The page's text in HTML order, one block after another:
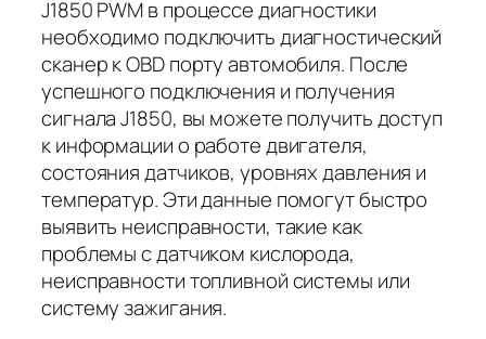
J1850 PWM в процессе диагностики
необходимо подключить диагностический
сканер к OBD порту автомобиля. После
успешного подключения и получения
сигнала J1850, вы можете получить доступ
к информации о работе двигателя,
состояния датчиков, уровнях давления и
температур. Эти данные помогут быстро
выявить неисправности, такие как
проблемы с датчиком кислорода,
неисправности топливной системы или
систему зажигания.